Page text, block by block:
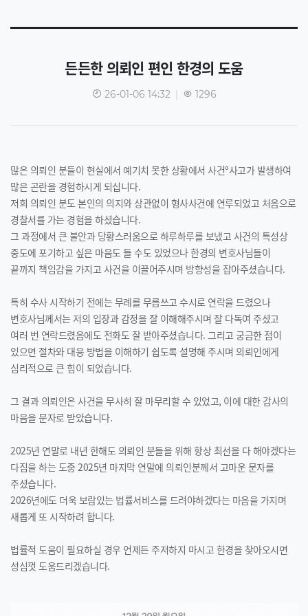
든든한 의뢰인 편인 한경의 도움
26-01-06 14:32 | 1296
많은 의뢰인 분들이 현실에서 예기치 못한 상황에서 사건º사고가 발생하여
많은 곤란을 경험하시게 되십니다.
저희 의뢰인 분도 본인의 의지와 상관없이 형사사건에 연루되었고 처음으로
경찰서를 가는 경험을 하셨습니다.
그 과정에서 큰 불안과 당황스러움으로 하루하루를 보냈고 사건의 특성상
중도에 포기하고 싶은 마음도 들 수도 있었으나 한경의 변호사님들이
끝까지 책임감을 가지고 사건을 이끌어주시며 방향성을 잡아주셨습니다.
특히 수사 시작하기 전에는 무례를 무릅쓰고 수시로 연락을 드렸으나
변호사님께서는 저의 입장과 감정을 잘 이해해주시며 잘 다독여 주셨고
여러 번 연락드렸음에도 전화도 잘 받아주셨습니다. 그리고 궁금한 점이
있으면 절차와 대응 방법을 이해하기 쉽도록 설명해 주시며 의뢰인에게
심리적으로 큰 힘이 되었습니다.
그 결과 의뢰인은 사건을 무사히 잘 마무리할 수 있었고, 이에 대한 감사의
마음을 문자로 받았습니다.
2025년 연말로 내년 한해도 의뢰인 분들을 위해 항상 최선을 다 해야겠다는
다짐을 하는 도중 2025년 마지막 연말에 의뢰인분께서 고마운 문자를
주셨습니다.
2026년에도 더욱 보람있는 법률서비스를 드려야하겠다는 마음을 가지며
새롭게 또 시작하려 합니다.
법률적 도움이 필요하실 경우 언제든 주저하지 마시고 한경을 찾아오시면
성심껏 도움드리겠습니다.